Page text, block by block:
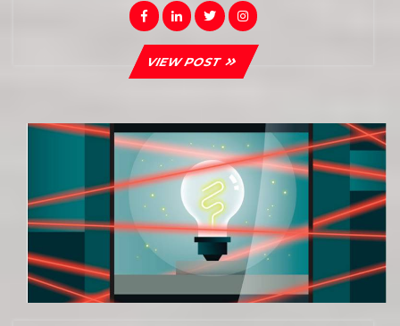
Facebook
Linkedin
TwitterInstagram
VIEW POST
VIEW
POST